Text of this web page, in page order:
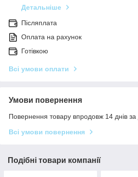
Детальніше
Післяплата
Оплата на рахунок
Готівкою
Всі умови оплати
Умови повернення
Повернення товару впродовж 14 днів
Всі умови повернення
Подібні товари компанії